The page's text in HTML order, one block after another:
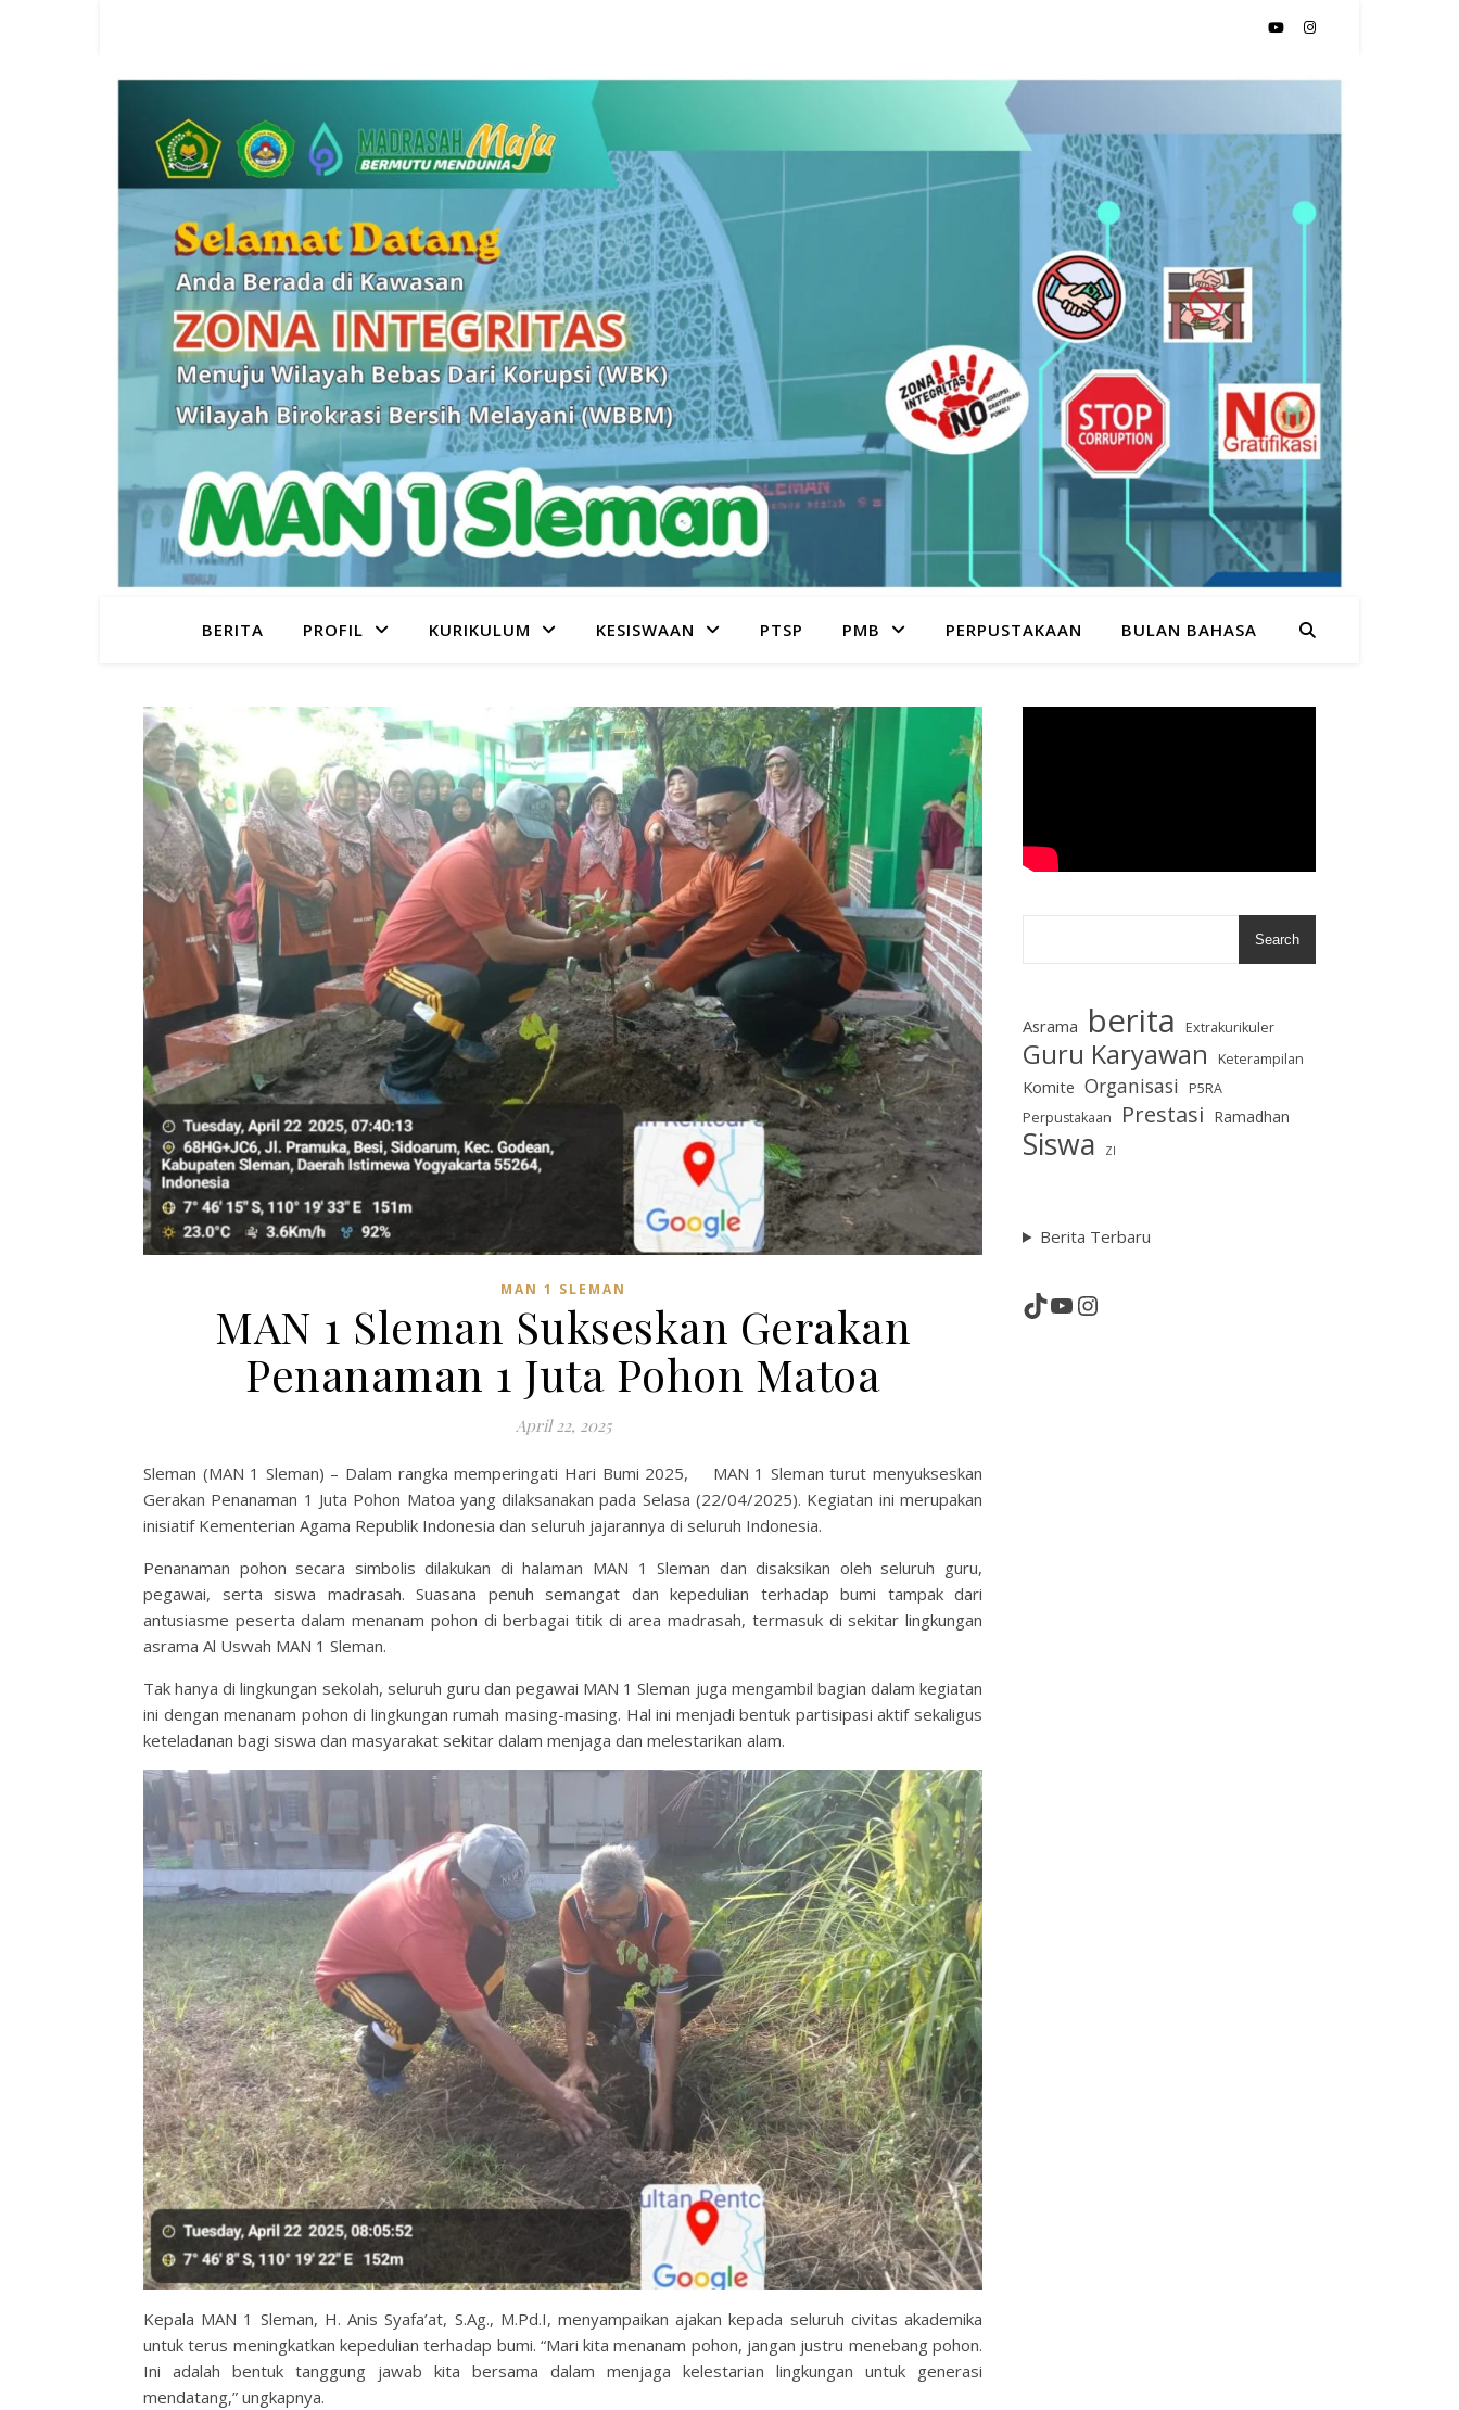
BERITA PROFIL KURIKULUM KESISWAAN PTSP PMB PERPUSTAKAAN BULAN BAHASA
MAN 1 SLEMAN
MAN 1 Sleman Sukseskan Gerakan
Penanaman 1 Juta Pohon Matoa
April 22, 2025
Sleman (MAN 1 Sleman) – Dalam rangka memperingati Hari Bumi 2025, MAN 1 Sleman turut menyukseskan
Gerakan Penanaman 1 Juta Pohon Matoa yang dilaksanakan pada Selasa (22/04/2025). Kegiatan ini merupakan
inisiatif Kementerian Agama Republik Indonesia dan seluruh jajarannya di seluruh Indonesia.
Penanaman pohon secara simbolis dilakukan di halaman MAN 1 Sleman dan disaksikan oleh seluruh guru,
pegawai, serta siswa madrasah. Suasana penuh semangat dan kepedulian terhadap bumi tampak dari
antusiasme peserta dalam menanam pohon di berbagai titik di area madrasah, termasuk di sekitar lingkungan
asrama Al Uswah MAN 1 Sleman.
Tak hanya di lingkungan sekolah, seluruh guru dan pegawai MAN 1 Sleman juga mengambil bagian dalam kegiatan
ini dengan menanam pohon di lingkungan rumah masing-masing. Hal ini menjadi bentuk partisipasi aktif sekaligus
keteladanan bagi siswa dan masyarakat sekitar dalam menjaga dan melestarikan alam.
Kepala MAN 1 Sleman, H. Anis Syafa’at, S.Ag., M.Pd.I, menyampaikan ajakan kepada seluruh civitas akademika
untuk terus meningkatkan kepedulian terhadap bumi. “Mari kita menanam pohon, jangan justru menebang pohon.
Ini adalah bentuk tanggung jawab kita bersama dalam menjaga kelestarian lingkungan untuk generasi
mendatang,” ungkapnya.
Search
Asrama berita Extrakurikuler
Guru Karyawan Keterampilan
Komite Organisasi
P5RA
Perpustakaan
Prestasi Ramadhan
Siswa ZI
Berita Terbaru
TikTokYouTubeInstagram